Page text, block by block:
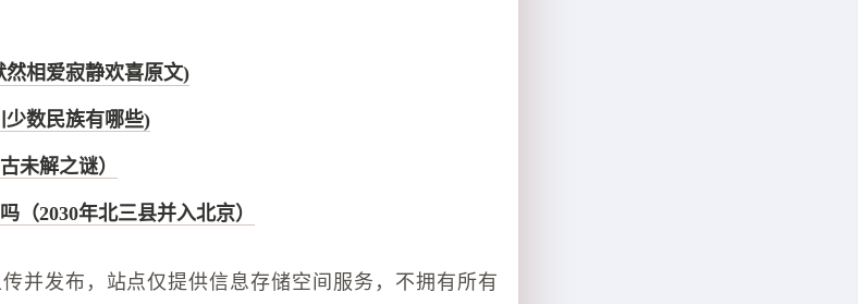
相爱寂静欢喜原文)
少数民族有哪些)
未解之谜）
（2030年北三县并入北京）
并发布，站点仅提供信息存储空间服务，不拥有所有